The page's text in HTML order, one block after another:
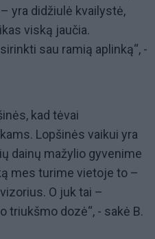
yra didžiulė kvailystė,
viską jaučia.
sau ramią aplinką“, -
kad tėvai
Lopšinės vaikui yra
dainų mažylio gyvenime
mes turime vietoje to –
O juk tai –
triukšmo dozė“, - sakė B.